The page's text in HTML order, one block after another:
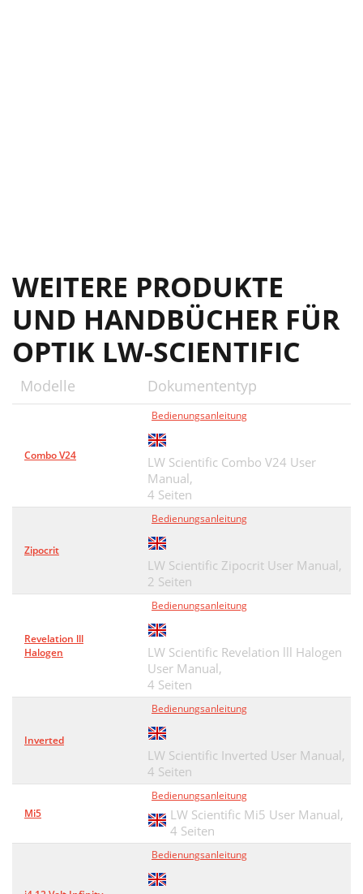
WEITERE PRODUKTE
UND HANDBÜCHER FÜR
OPTIK LW-SCIENTIFIC
Modelle Dokumententyp
Combo V24
Bedienungsanleitung
LW Scientific Combo V24 User
Manual,
4 Seiten
Zipocrit
Bedienungsanleitung
LW Scientific Zipocrit User Manual,
2 Seiten
Revelation lll
Halogen
Bedienungsanleitung
LW Scientific Revelation lll Halogen
User Manual,
4 Seiten
Inverted
Bedienungsanleitung
LW Scientific Inverted User Manual,
4 Seiten
Mi5
Bedienungsanleitung
LW Scientific Mi5 User Manual,
4 Seiten
Bedienungsanleitung